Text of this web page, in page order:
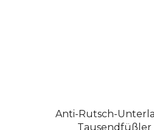
Anti-Rutsch-
Tausendfüßler